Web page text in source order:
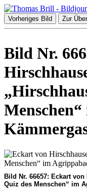
Vorheriges Bild Zur
Bild Nr.
Bild Nr. 66657: Eckart
Quiz des Menschen“ im